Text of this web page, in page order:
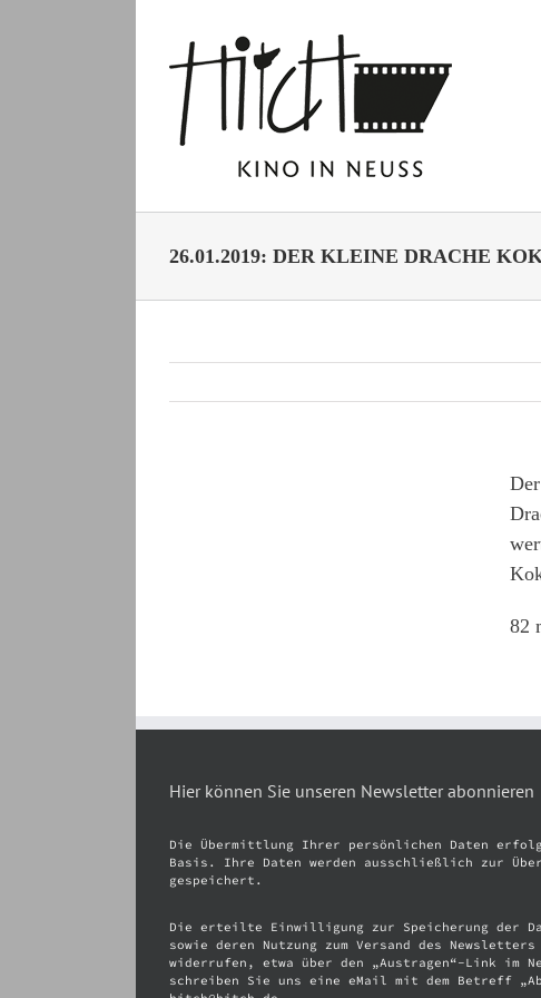
26.01.2019: DER KLEINE DRACHE
82
Hier können Sie unseren Newsletter abonnieren
Die Übermittlung Ihrer persönlichen Daten
Basis. Ihre Daten werden ausschließlich zur
gespeichert.
Die erteilte Einwilligung zur Speicherung der
sowie deren Nutzung zum Versand des
widerrufen, etwa über den „Austragen“-Link im
schreiben Sie uns eine eMail mit dem Betreff